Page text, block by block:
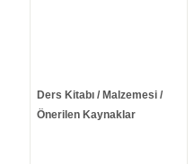
Ders Kitabı / Malzemesi /
Önerilen Kaynaklar